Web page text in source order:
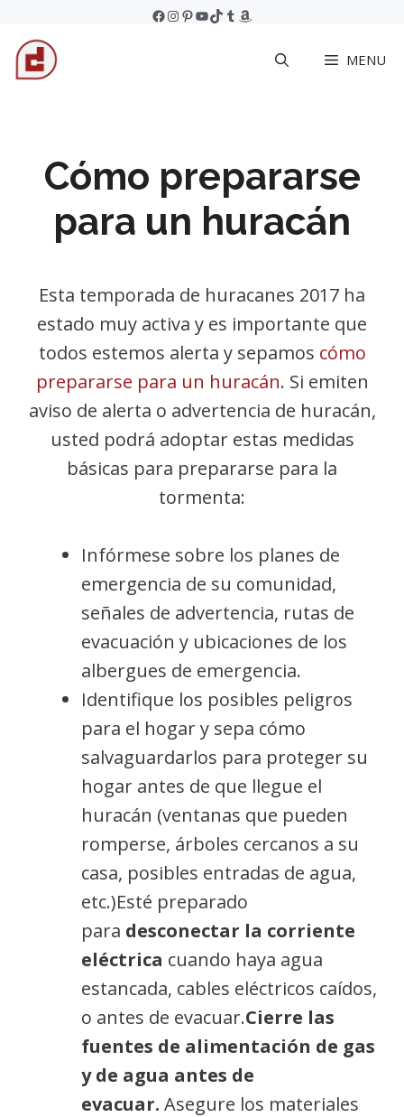
content
Facebook
Instagram
Pinterest
YouTube
TikTok
Tumblr
Amazon
MENU
Cómo prepararse
para un huracán
Esta temporada de huracanes 2017 ha
estado muy activa y es importante que
todos estemos alerta y sepamos cómo
prepararse para un huracán. Si emiten
aviso de alerta o advertencia de huracán,
usted podrá adoptar estas medidas
básicas para prepararse para la
tormenta:
Infórmese sobre los planes de
emergencia de su comunidad,
señales de advertencia, rutas de
evacuación y ubicaciones de los
albergues de emergencia.
Identifique los posibles peligros
para el hogar y sepa cómo
salvaguardarlos para proteger su
hogar antes de que llegue el
huracán (ventanas que pueden
romperse, árboles cercanos a su
casa, posibles entradas de agua,
etc.)Esté preparado
para desconectar la corriente
eléctrica cuando haya agua
estancada, cables eléctricos caídos,
o antes de evacuar.Cierre las
fuentes de alimentación de gas
y de agua antes de
evacuar. Asegure los materiales